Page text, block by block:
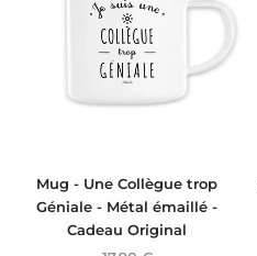
Mug - Une Collègue trop
Géniale - Métal émaillé -
Cadeau Original